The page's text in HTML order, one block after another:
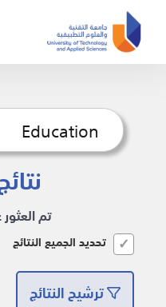
تم العثور على
تحديد الجميع النتائج
ترشيح النتائج